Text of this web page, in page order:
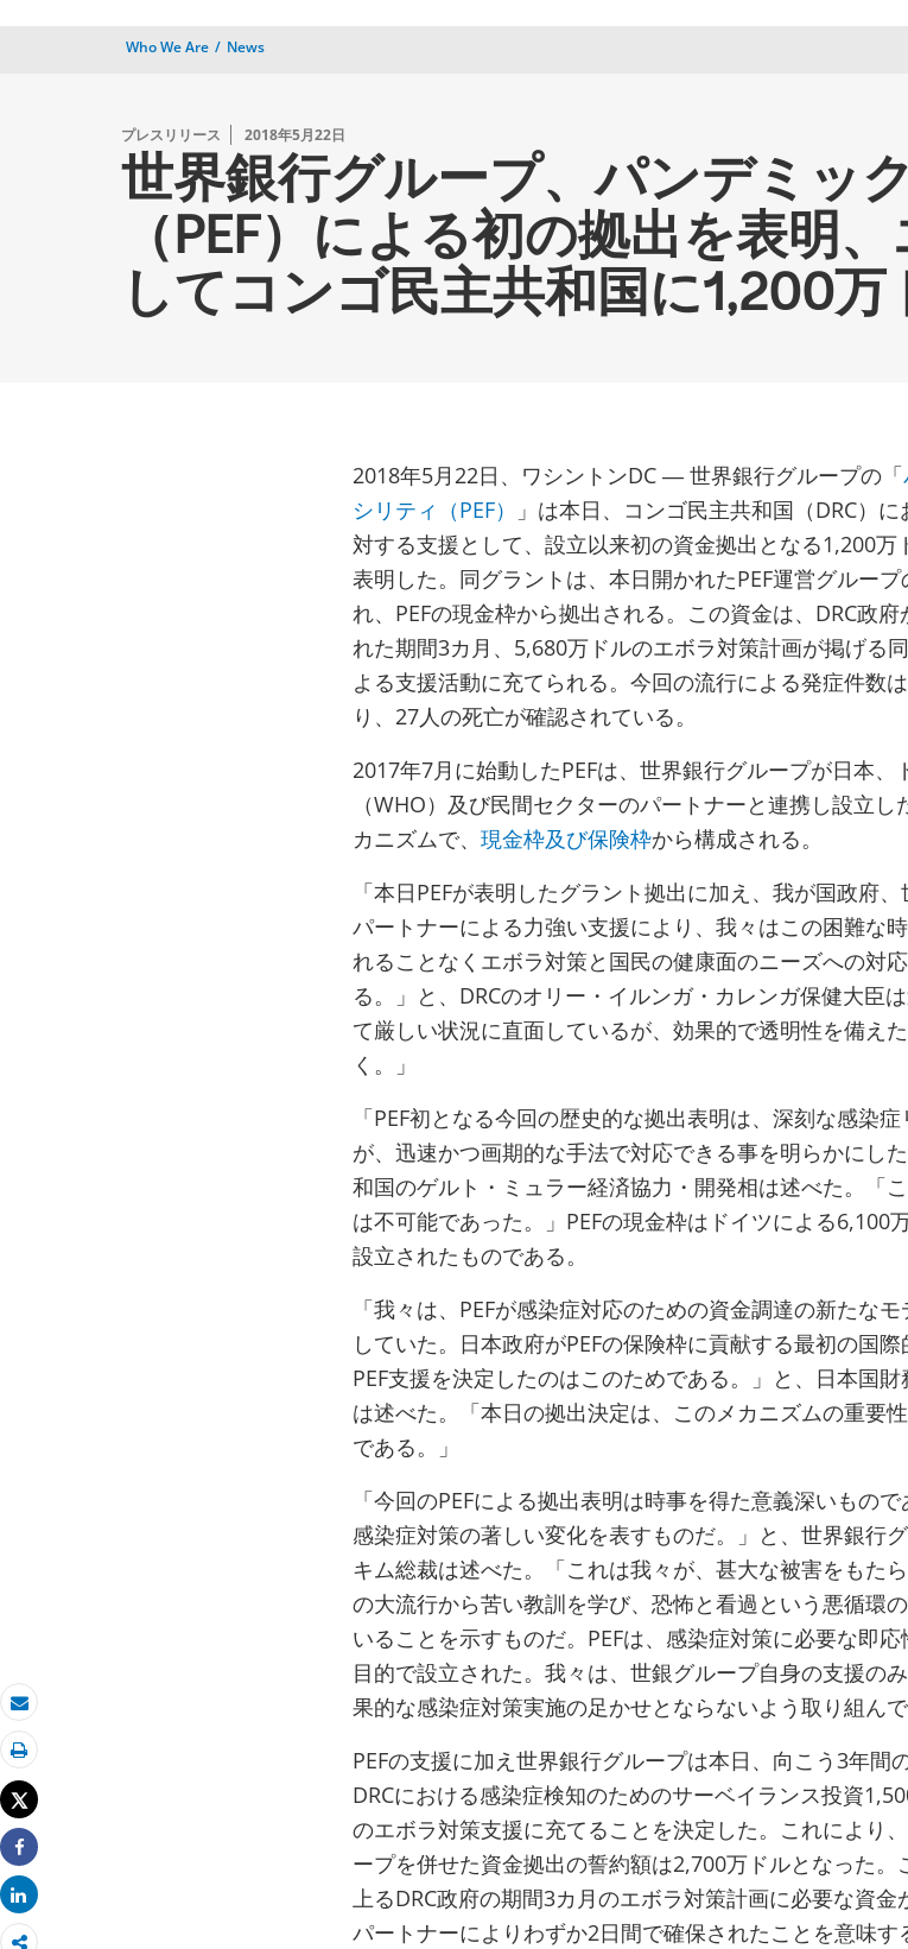
Who We Are News
プレスリリース 2018年5月22日
世界銀行グループ、パンデミッ
（PEF）による初の拠出を表明
してコンゴ民主共和国に1,200万
Eメール
印刷
Tweet
Share
Share
2018年5月22日、ワシントンDC ― 世界銀行グループの「
シリティ（PEF）
」は本日、コンゴ民主共和国（DRC）
対する支援として、設立以来初の資金拠出となる1,200万
表明した。同グラントは、本日開かれたPEF運営グルー
れ、PEFの現金枠から拠出される。この資金は、DRC政
れた期間3カ月、5,680万ドルのエボラ対策計画が掲げる
よる支援活動に充てられる。今回の流行による発症件数
り、27人の死亡が確認されている。
2017年7月に始動したPEFは、世界銀行グループが日本、
（WHO）及び民間セクターのパートナーと連携し設立し
カニズムで、 現金枠及び保険枠から構成される。
「本日PEFが表明したグラント拠出に加え、我が国政府
パートナーによる力強い支援により、我々はこの困難な
れることなくエボラ対策と国民の健康面のニーズへの対
る。」と、DRCのオリー・イルンガ・カレンガ保健大臣
て厳しい状況に直面しているが、効果的で透明性を備え
く。」
「PEF初となる今回の歴史的な拠出表明は、深刻な感染
が、迅速かつ画期的な手法で対応できる事を明らかにし
和国のゲルト・ミュラー経済協力・開発相は述べた。「
は不可能であった。」PEFの現金枠はドイツによる6,100
設立されたものである。
「我々は、PEFが感染症対応のための資金調達の新たな
していた。日本政府がPEFの保険枠に貢献する最初の国
PEF支援を決定したのはこのためである。」と、日本国
は述べた。「本日の拠出決定は、このメカニズムの重要
である。」
「今回のPEFによる拠出表明は時事を得た意義深いもの
感染症対策の著しい変化を表すものだ。」と、世界銀行
キム総裁は述べた。「これは我々が、甚大な被害をもた
の大流行から苦い教訓を学び、恐怖と看過という悪循環
いることを示すものだ。PEFは、感染症対策に必要な即
目的で設立された。我々は、世銀グループ自身の支援の
果的な感染症対策実施の足かせとならないよう取り組んで
PEFの支援に加え世界銀行グループは本日、向こう3年間
DRCにおける感染症検知のためのサーベイランス投資
のエボラ対策支援に充てることを決定した。これにより
ープを併せた資金拠出の誓約額は2,700万ドルとなった。
上るDRC政府の期間3カ月のエボラ対策計画に必要な資金
パートナーによりわずか2日間で確保されたことを意味す